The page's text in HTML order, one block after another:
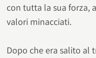
con tutta la sua forza,
valori minacciati.
Dopo che era salito al